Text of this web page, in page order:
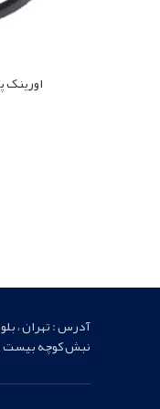
اورینک
آدرس : تهران ،
نبش کوچه بیست و